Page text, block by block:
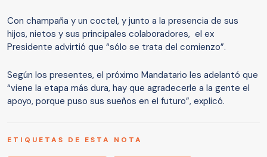
Con champaña y un coctel, y junto a la presencia de sus
hijos, nietos y sus principales colaboradores, el ex
Presidente advirtió que “sólo se trata del comienzo”.
Según los presentes, el próximo Mandatario les adelantó que
“viene la etapa más dura, hay que agradecerle a la gente el
apoyo, porque puso sus sueños en el futuro”, explicó.
ETIQUETAS DE ESTA NOTA